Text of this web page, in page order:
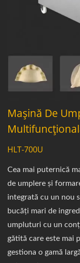
Mașină De
HLT-700U
Cea mai puternică
de umplere și
integrată cu un nou
bucăți mari de
umpluturi cu un
gătită care este mai
gestiona o gamă